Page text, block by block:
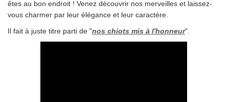
êtes au bon endroit ! Venez découvrir nos merveilles et laissez-
vous charmer par leur élégance et leur caractère.
Il fait à juste titre parti de "nos chiots mis à l'honneur".